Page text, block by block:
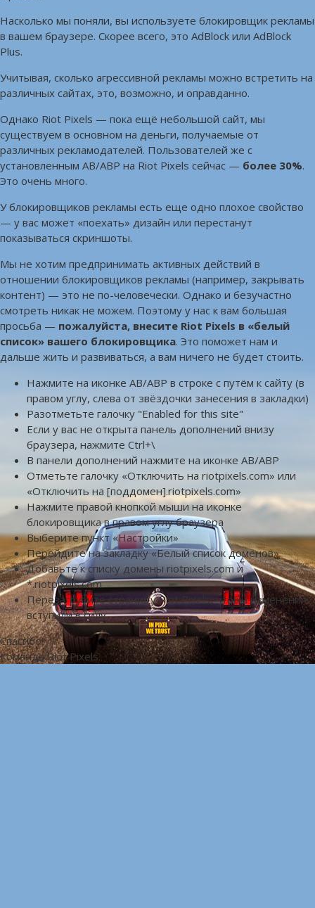
Насколько мы поняли, вы используете блокировщик рекламы
в вашем браузере. Скорее всего, это AdBlock или AdBlock
Plus.
Учитывая, сколько агрессивной рекламы можно встретить на
различных сайтах, это, возможно, и оправданно.
Однако Riot Pixels — пока ещё небольшой сайт, мы
существуем в основном на деньги, получаемые от
различных рекламодателей. Пользователей же с
установленным AB/ABP на Riot Pixels сейчас — более 30%.
Это очень много.
У блокировщиков рекламы есть еще одно плохое свойство
— у вас может «поехать» дизайн или перестанут
показываться скриншоты.
Мы не хотим предпринимать активных действий в
отношении блокировщиков рекламы (например, закрывать
контент) — это не по-человечески. Однако и безучастно
смотреть никак не можем. Поэтому у нас к вам большая
просьба — пожалуйста, внесите Riot Pixels в «белый
список» вашего блокировщика. Это поможет нам и
дальше жить и развиваться, а вам ничего не будет стоить.
Нажмите на иконке AB/ABP в строке с путём к сайту (в
правом углу, слева от звёздочки занесения в закладки)
Разотметьте галочку "Enabled for this site"
Если у вас не открыта панель дополнений внизу
браузера, нажмите Ctrl+\
В панели дополнений нажмите на иконке AB/ABP
Отметьте галочку «Отключить на riotpixels.com» или
«Отключить на [поддомен].riotpixels.com»
Нажмите правой кнопкой мыши на иконке
блокировщика в правом углу браузера
Выберите пункт «Настройки»
Перейдите на закладку «Белый список доменов»
Добавьте к списку домены riotpixels.com и
*.riotpixels.com
Перезагрузите страницу Riot Pixels, чтобы изменения
вступили в силу
Спасибо!
Команда Riot Pixels.